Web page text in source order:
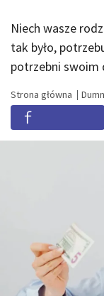
Niech wasze
tak było,
potrzebni swoim
Strona główna